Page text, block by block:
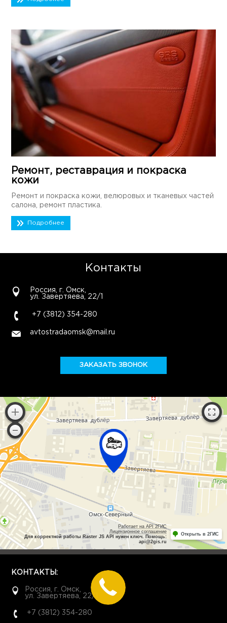
Ремонт, реставрация и покраска
кожи
Ремонт и покраска кожи, велюровых и тканевых частей
салона, ремонт пластика.
Подробнее
Контакты
Россия, г. Омск,
ул. Завертяева, 22/1
+7 (3812) 354-280
avtostradaomsk@mail.ru
ЗАКАЗАТЬ ЗВОНОК
Работает на API 2ГИС
Лицензионное соглашение
Для корректной работы Raster JS API нужен ключ. Помощь:
api@2gis.ru
Открыть в 2ГИС
КОНТАКТЫ:
Россия, г. Омск,
ул. Завертяева, 22/1
+7 (3812) 354-280